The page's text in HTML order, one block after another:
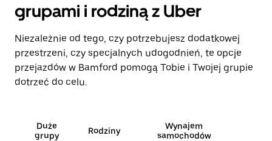
grupami i rodziną z Uber
Niezależnie od tego, czy potrzebujesz dodatkowej
przestrzeni, czy specjalnych udogodnień, te opcje
przejazdów w Bamford pomogą Tobie i Twojej grupie
dotrzeć do celu.
Duże
grupy
Rodziny
Wynajem
samochodów